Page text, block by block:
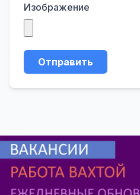
Изображение
Отправить